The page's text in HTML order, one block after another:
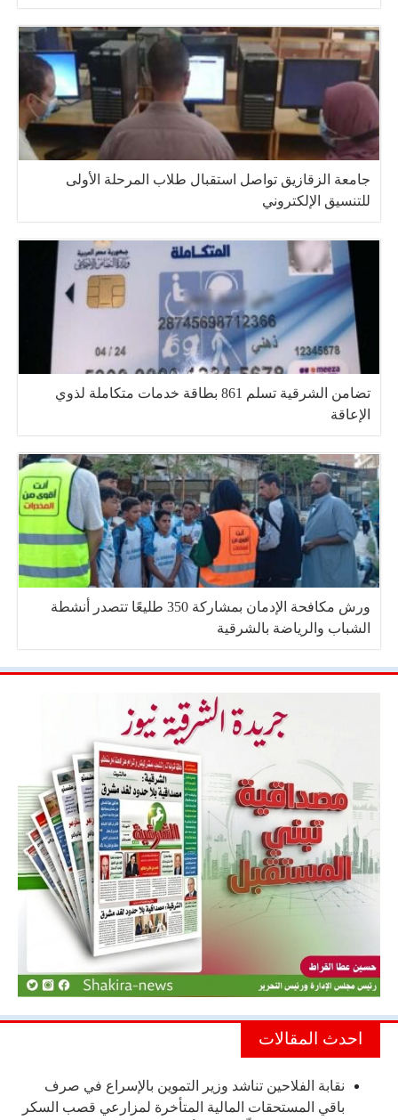
جامعة الزقازيق تواصل استقبال طلاب المرحلة الأولى
للتنسيق الإلكتروني
تضامن الشرقية تسلم 861 بطاقة خدمات متكاملة لذوي
الإعاقة
ورش مكافحة الإدمان بمشاركة 350 طليعًا تتصدر أنشطة
الشباب والرياضة بالشرقية
احدث المقالات
نقابة الفلاحين تناشد وزير التموين بالإسراع في صرف
باقي المستحقات المالية المتأخرة لمزارعي قصب السكر